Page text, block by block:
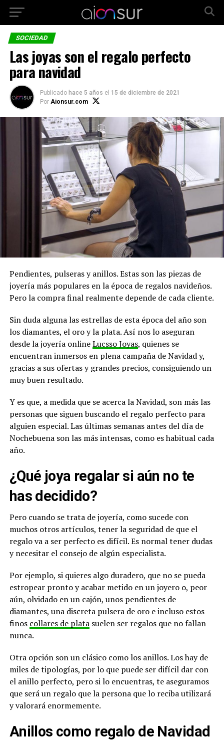
SOCIEDAD
Las joyas son el regalo perfecto
para navidad
Publicado hace 5 años el 15 de diciembre de 2021
Por Aionsur.com
Pendientes, pulseras y anillos. Estas son las piezas de
joyería más populares en la época de regalos navideños.
Pero la compra final realmente depende de cada cliente.
Sin duda alguna las estrellas de esta época del año son
los diamantes, el oro y la plata. Así nos lo aseguran
desde la joyería onlineLucsso Joyas, quienes se
encuentran inmersos en plena campaña de Navidad y,
gracias a sus ofertas y grandes precios, consiguiendo un
muy buen resultado.
Y es que, a medida que se acerca la Navidad, son más las
personas que siguen buscando el regalo perfecto para
alguien especial. Las últimas semanas antes del día de
Nochebuena son las más intensas, como es habitual cada
año.
¿Qué joya regalar si aún no te
has decidido?
Pero cuando se trata de joyería, como sucede con
muchos otros artículos, tener la seguridad de que el
regalo va a ser perfecto es difícil. Es normal tener dudas
y necesitar el consejo de algún especialista.
Por ejemplo, si quieres algo duradero, que no se pueda
estropear pronto y acabar metido en un joyero o, peor
aún, olvidado en un cajón, unos pendientes de
diamantes, una discreta pulsera de oro e incluso estos
finos collares de platasuelen ser regalos que no fallan
nunca.
Otra opción son un clásico como los anillos. Los hay de
miles de tipologías, por lo que puede ser difícil dar con
el anillo perfecto, pero si lo encuentras, te aseguramos
que será un regalo que la persona que lo reciba utilizará
y valorará enormemente.
Anillos como regalo de Navidad